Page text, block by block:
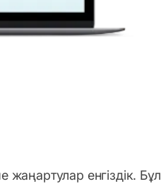
енгіздік. Бұл